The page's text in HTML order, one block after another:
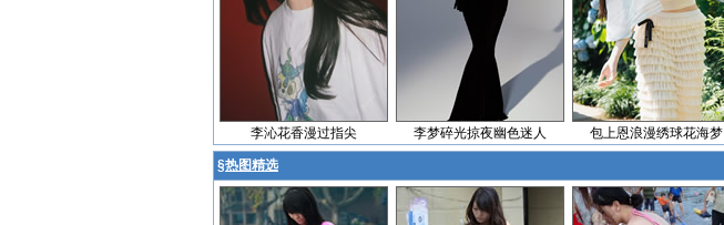
李沁花香漫过指尖 李梦碎光掠夜幽色迷人 包上恩浪漫绣球花海梦
§热图精选